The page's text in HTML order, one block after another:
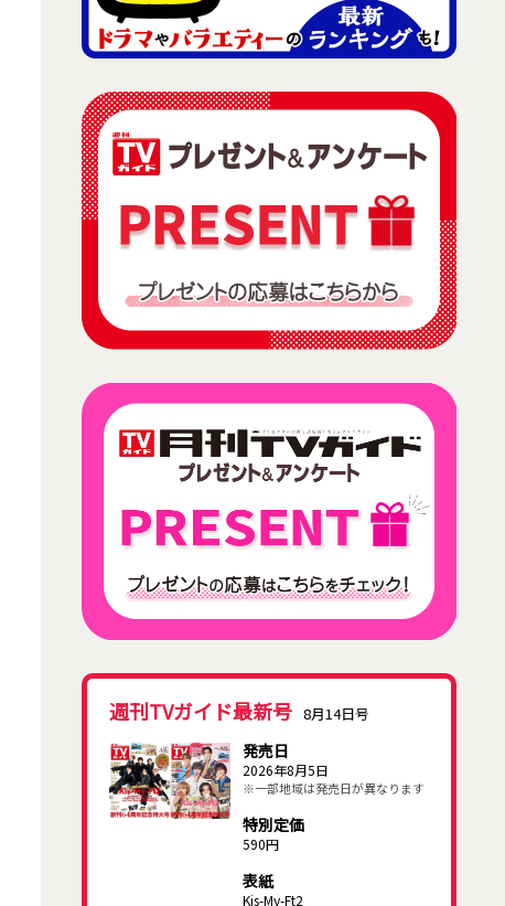
週刊TVガイド最新号 8月14日号
発売日
2026年8月5日
※一部地域は発売日が異なります
特別定価
590円
表紙
Kis-My-Ft2